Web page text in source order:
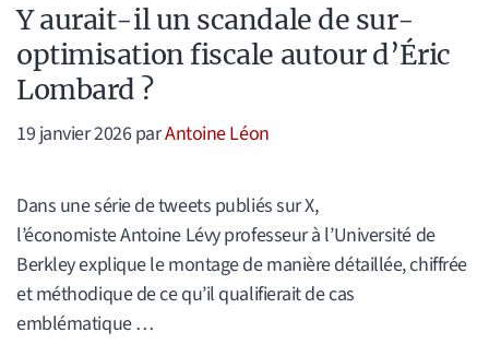
Y aurait-il un scandale de sur-
optimisation fiscale autour d’Éric
Lombard ?
19 janvier 2026parAntoine Léon
Dans une série de tweets publiés sur X,
l’économiste Antoine Lévy professeur à l’Université de
Berkley explique le montage de manière détaillée, chiffrée
et méthodique de ce qu’il qualifierait de cas
emblématique …